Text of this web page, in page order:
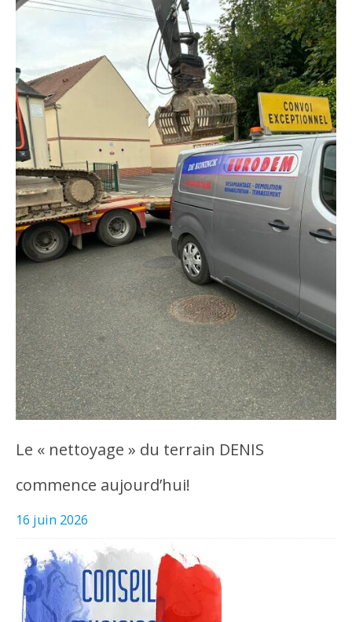
Le « nettoyage » du terrain DENIS
commence aujourd’hui!
16 juin 2026